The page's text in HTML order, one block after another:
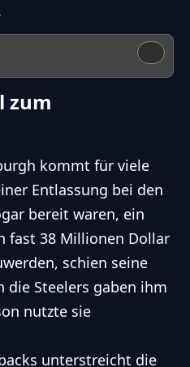
zum
kommt für viele
Entlassung bei den
bereit waren, ein
fast 38 Millionen Dollar
schien seine
die Steelers gaben ihm
nutzte sie
unterstreicht die